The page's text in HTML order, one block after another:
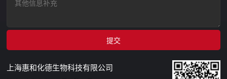
上海惠和化德生物科技有限公司